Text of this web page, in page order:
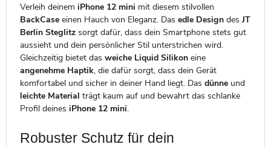
Verleih deinem iPhone 12 mini mit diesem stilvollen
BackCaseeinen Hauch von Eleganz. Das edle Designdes JT
Berlin Steglitzsorgt dafür, dass dein Smartphone stets gut
aussieht und dein persönlicher Stil unterstrichen wird.
Gleichzeitig bietet das weiche Liquid Silikoneine
angenehme Haptik, die dafür sorgt, dass dein Gerät
komfortabel und sicher in deiner Hand liegt. Das dünneund
leichte Material trägt kaum auf und bewahrt das schlanke
Profil deines iPhone 12 mini.
Robuster Schutz für dein